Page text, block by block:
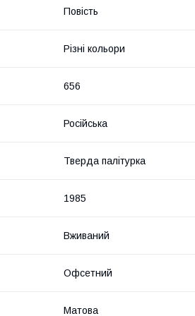
Повість
Різні кольори
656
Російська
Тверда палітурка
1985
Вживаний
Офсетний
Матова